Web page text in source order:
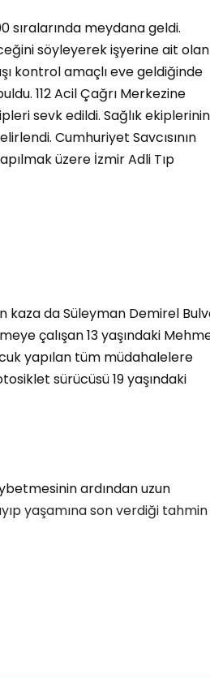
sıralarında meydana geldi.
söyleyerek işyerine ait olan
kontrol amaçlı eve geldiğinde
112 Acil Çağrı Merkezine
sevk edildi. Sağlık ekiplerinin
Cumhuriyet Savcısının
üzere İzmir Adli Tıp
kaza da Süleyman Demirel
çalışan 13 yaşındaki
yapılan tüm müdahalelere
sürücüsü 19 yaşındaki
ardından uzun
yaşamına son verdiği tahmin